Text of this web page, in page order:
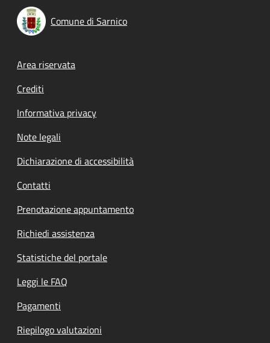
Comune di Sarnico
Footer menu
Area riservata
Crediti
Informativa privacy
Note legali
Dichiarazione di accessibilità
Contatti
Prenotazione appuntamento
Richiedi assistenza
Statistiche del portale
Leggi le FAQ
Pagamenti
Riepilogo valutazioni